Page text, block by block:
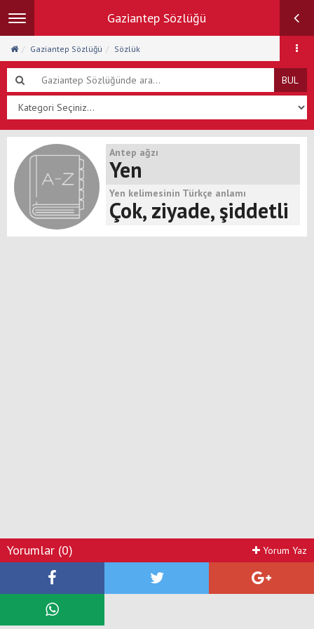
Toggle
navigation
Gaziantep Sözlüğü
Gaziantep Sözlüğü Sözlük
BUL
Antep ağzı
Yen
Yen kelimesinin Türkçe anlamı
Çok, ziyade, şiddetli
Yorumlar (0) Yorum Yaz